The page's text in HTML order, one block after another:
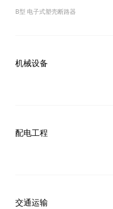
B型 电子式塑壳断路器
机械设备
配电工程
交通运输